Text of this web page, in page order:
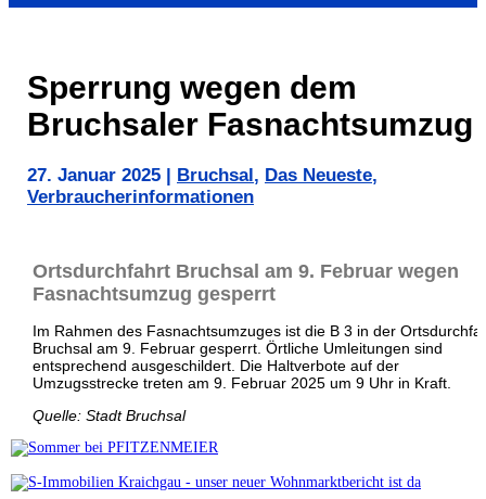
Sperrung wegen dem
Bruchsaler Fasnachtsumzug
27. Januar 2025 Bruchsal , Das Neueste,
Verbraucherinformationen
Ortsdurchfahrt Bruchsal am 9. Februar wegen
Fasnachtsumzug gesperrt
Im Rahmen des Fasnachtsumzuges ist die B 3 in der
Bruchsal am 9. Februar gesperrt. Örtliche Umleitungen sind
entsprechend ausgeschildert. Die Haltverbote auf der
Umzugsstrecke treten am 9. Februar 2025 um 9 Uhr in Kraft.
Quelle: Stadt Bruchsal